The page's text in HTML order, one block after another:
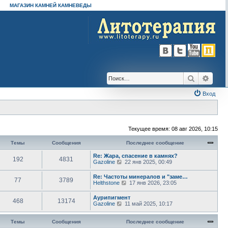
МАГАЗИН КАМНЕЙ КАМНЕВЕДЫ
Поиск
Вход
Текущее время: 08 авг 2026, 10:15
Темы Сообщения Последнее сообщение
192 4831
Re: Жара, спасение в камнях?
Gazoline
П
е
й
т
и
о
22 янв 2025, 00:49
77 3789
Re: Частоты минералов и "заме…
Helthstone
П
е
й
т
и
к
17 янв 2026, 23:05
468 13174
Аурипигмент
Gazoline
П
р
11 май 2025, 10:17
Темы Сообщения Последнее сообщение